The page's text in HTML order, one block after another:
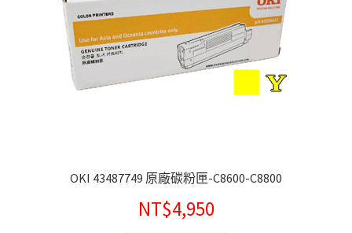
OKI 43487749 原廠碳粉匣-C8600-C8800
NT$4,950